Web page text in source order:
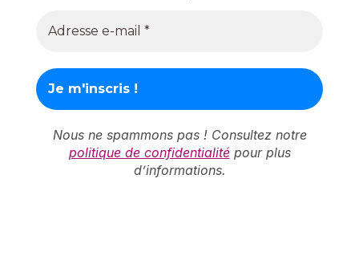
Nous ne spammons pas ! Consultez notre
politique de confidentialitépour plus
d’informations.